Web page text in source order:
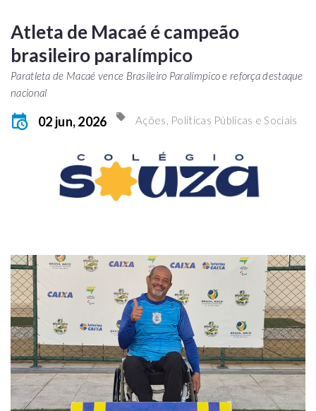
Atleta de Macaé é campeão
brasileiro paralímpico
Paratleta de Macaé vence Brasileiro Paralímpico e reforça destaque
nacional
02 jun, 2026 Ações, Politicas Públicas e Sociais